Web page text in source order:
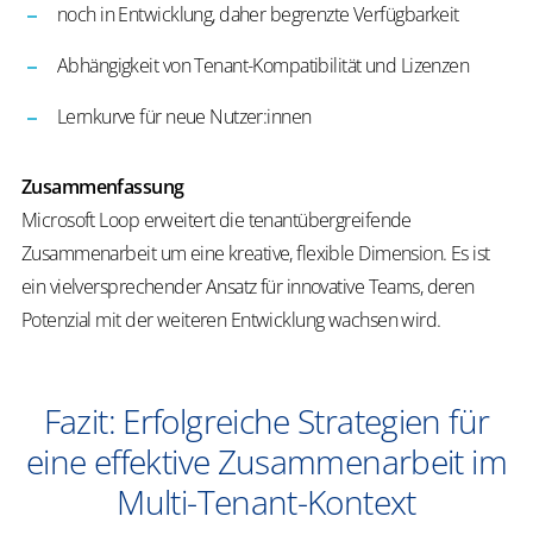
noch in Entwicklung, daher begrenzte Verfügbarkeit
Abhängigkeit von Tenant-Kompatibilität und Lizenzen
Lernkurve für neue Nutzer:innen
Zusammenfassung
Microsoft Loop erweitert die tenantübergreifende
Zusammenarbeit um eine kreative, flexible Dimension. Es ist
ein vielversprechender Ansatz für innovative Teams, deren
Potenzial mit der weiteren Entwicklung wachsen wird.
Fazit: Erfolgreiche Strategien für
eine effektive Zusammenarbeit im
Multi-Tenant-Kontext